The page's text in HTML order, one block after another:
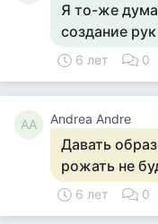
Я то-же
создание
6 лет 0
AA Andrea Andre
Давать
рожать не
6 лет 0